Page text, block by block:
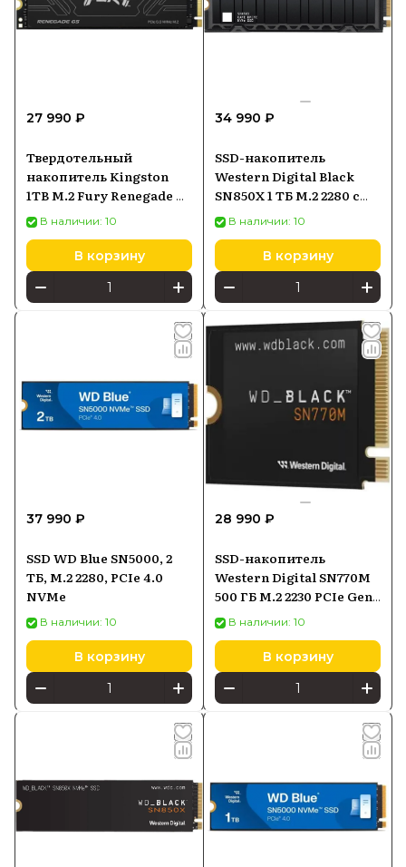
27 990 ₽
Твердотельный
накопитель Kingston
1TB M.2 Fury Renegade G5
SFYR2S1T0
В наличии: 10
В корзину
34 990 ₽
SSD-накопитель
Western Digital Black
SN850X 1 ТБ M.2 2280 с
радиатором
(WDS100T2XHE)
В наличии: 10
В корзину
37 990 ₽
SSD WD Blue SN5000, 2
ТБ, M.2 2280, PCIe 4.0
NVMe
В наличии: 10
В корзину
28 990 ₽
SSD-накопитель
Western Digital SN770M
500 ГБ M.2 2230 PCIe Gen4
NVMe (WDS500G3X0G)
В наличии: 10
В корзину